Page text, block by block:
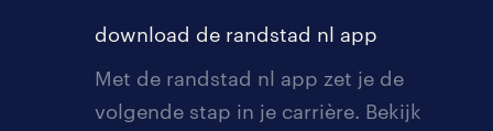
download de randstad nl app
Met de randstad nl app zet je de
volgende stap in je carrière. Bekijk